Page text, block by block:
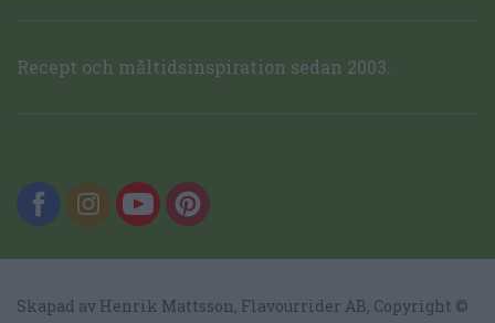
Recept och måltidsinspiration sedan 2003.
Skapad av Henrik Mattsson, Flavourrider AB, Copyright ©